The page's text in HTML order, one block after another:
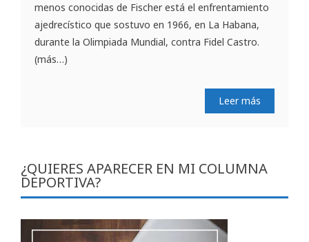
menos conocidas de Fischer está el enfrentamiento
ajedrecístico que sostuvo en 1966, en La Habana,
durante la Olimpiada Mundial, contra Fidel Castro.
(más…)
Leer más
¿QUIERES APARECER EN MI COLUMNA
DEPORTIVA?